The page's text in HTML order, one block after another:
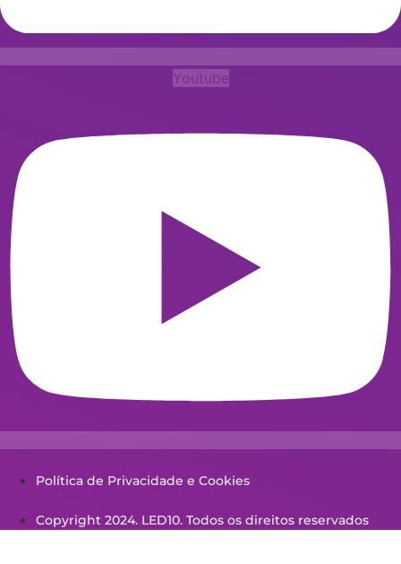
Youtube
Política de Privacidade e Cookies
Copyright 2024. LED10. Todos os direitos reservados